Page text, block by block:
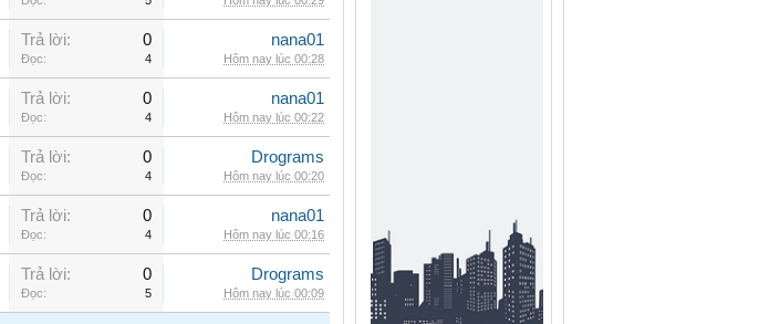
Trả lời: 0
Đọc: 4
nana01
Hôm nay lúc 00:28
Trả lời: 0
Đọc: 4
nana01
Hôm nay lúc 00:22
Trả lời: 0
Đọc: 4
Drograms
Hôm nay lúc 00:20
Trả lời: 0
Đọc: 4
nana01
Hôm nay lúc 00:16
Trả lời: 0
Đọc: 5
Drograms
Hôm nay lúc 00:09